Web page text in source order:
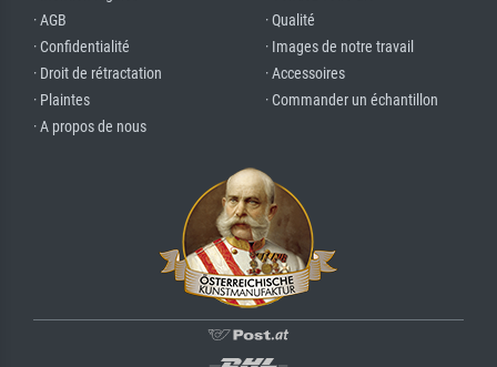
· AGB
· Confidentialité
· Droit de rétractation
· Plaintes
· A propos de nous
· Qualité
· Images de notre travail
· Accessoires
· Commander un échantillon